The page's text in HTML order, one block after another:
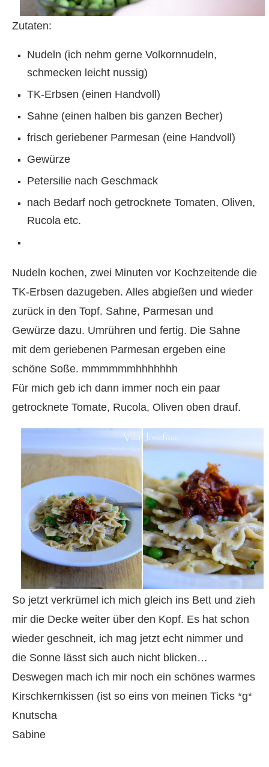
Zutaten:
Nudeln (ich nehm gerne Volkornnudeln,
schmecken leicht nussig)
TK-Erbsen (einen Handvoll)
Sahne (einen halben bis ganzen Becher)
frisch geriebener Parmesan (eine Handvoll)
Gewürze
Petersilie nach Geschmack
nach Bedarf noch getrocknete Tomaten, Oliven,
Rucola etc.
Nudeln kochen, zwei Minuten vor Kochzeitende die
TK-Erbsen dazugeben. Alles abgießen und wieder
zurück in den Topf. Sahne, Parmesan und
Gewürze dazu. Umrühren und fertig. Die Sahne
mit dem geriebenen Parmesan ergeben eine
schöne Soße. mmmmmmhhhhhhh
Für mich geb ich dann immer noch ein paar
getrocknete Tomate, Rucola, Oliven oben drauf.
So jetzt verkrümel ich mich gleich ins Bett und zieh
mir die Decke weiter über den Kopf. Es hat schon
wieder geschneit, ich mag jetzt echt nimmer und
die Sonne lässt sich auch nicht blicken…
Deswegen mach ich mir noch ein schönes warmes
Kirschkernkissen (ist so eins von meinen Ticks *g*
Knutscha
Sabine